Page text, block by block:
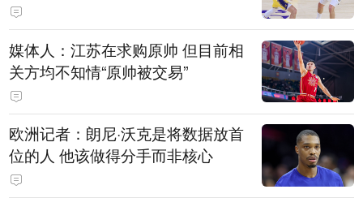
媒体人：江苏在求购原帅 但目前相
关方均不知情“原帅被交易”
欧洲记者：朗尼·沃克是将数据放首
位的人 他该做得分手而非核心